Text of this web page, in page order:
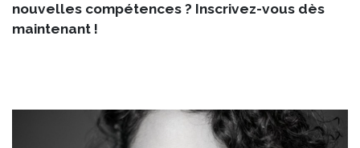
nouvelles compétences ? Inscrivez-vous dès
maintenant !